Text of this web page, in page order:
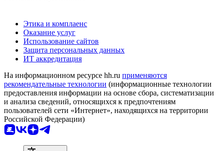
Этика и комплаенс
Оказание услуг
Использование сайтов
Защита персональных данных
ИТ аккредитация
На информационном ресурсе hh.ru применяются
рекомендательные технологии (информационные технологии
предоставления информации на основе сбора, систематизации
и анализа сведений, относящихся к предпочтениям
пользователей сети «Интернет», находящихся на территории
Российской Федерации)